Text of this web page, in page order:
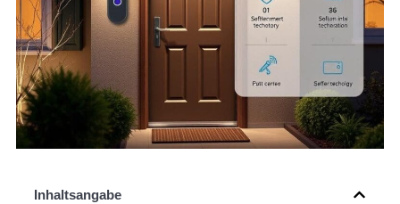
Inhaltsangabe